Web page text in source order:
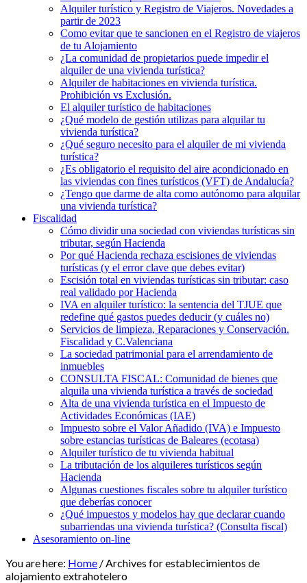
Alquiler turístico y Registro de Viajeros. Novedades a
partir de 2023
Como evitar que te sancionen en el Registro de viajeros
de tu Alojamiento
¿La comunidad de propietarios puede impedir el
alquiler de una vivienda turística?
Alquiler de habitaciones en vivienda turística.
Prohibición vs Exclusión.
El alquiler turístico de habitaciones
¿Qué modelo de gestión utilizas para alquilar tu
vivienda turística?
¿Qué seguro necesito para el alquiler de mi vivienda
turística?
¿Es obligatorio el requisito del aire acondicionado en
las viviendas con fines turísticos (VFT) de Andalucía?
¿Tengo que darme de alta como autónomo para alquilar
una vivienda turística?
Fiscalidad
Cómo dividir una sociedad con viviendas turísticas sin
tributar, según Hacienda
Por qué Hacienda rechaza escisiones de viviendas
turísticas (y el error clave que debes evitar)
Escisión total en viviendas turísticas sin tributar: caso
real validado por Hacienda
IVA en alquiler turístico: la sentencia del TJUE que
redefine qué gastos puedes deducir (y cuáles no)
Servicios de limpieza, Reparaciones y Conservación.
Fiscalidad y C.Valenciana
La sociedad patrimonial para el arrendamiento de
inmuebles
CONSULTA FISCAL: Comunidad de bienes que
alquila una vivienda turística a través de sociedad
Alta de una vivienda turística en el Impuesto de
Actividades Económicas (IAE)
Impuesto sobre el Valor Añadido (IVA) e Impuesto
sobre estancias turísticas de Baleares (ecotasa)
Alquiler turístico de tu vivienda habitual
La tributación de los alquileres turísticos según
Hacienda
Algunas cuestiones fiscales sobre tu alquiler turístico
que deberías conocer
¿Qué impuestos y modelos hay que declarar cuando
subarriendas una vivienda turística? (Consulta fiscal)
Asesoramiento on-line
You are here: Home /Archives for establecimientos de
alojamiento extrahotelero